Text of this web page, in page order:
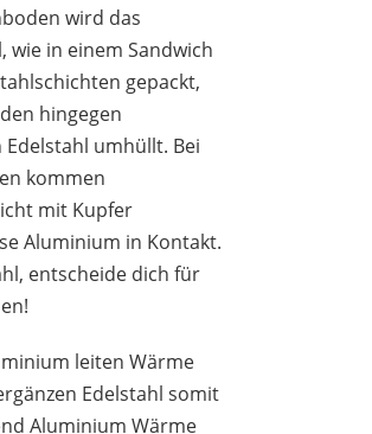
wird das
wie in einem Sandwich
gepackt,
hingegen
umhüllt. Bei
kommen
mit Kupfer
Aluminium in Kontakt.
entscheide dich für
leiten Wärme
Edelstahl somit
Aluminium Wärme